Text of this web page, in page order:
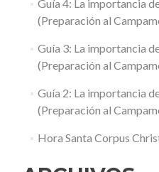
Guía 4: La importancia
(Preparación al
Guía 3: La importancia
(Preparación al
Guía 2: La importancia
(Preparación al
Hora Santa Corpus